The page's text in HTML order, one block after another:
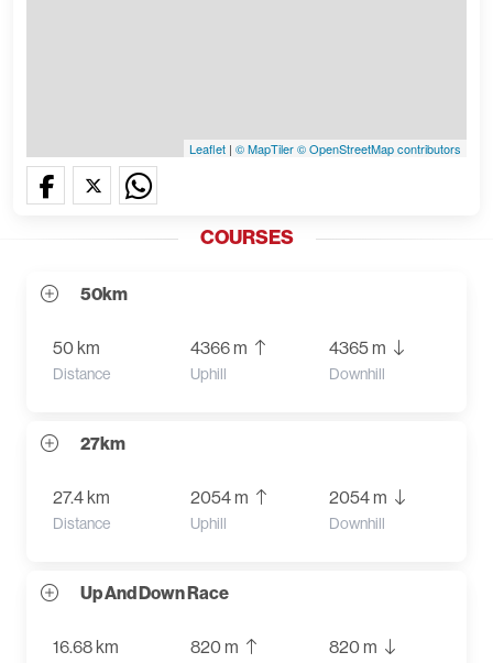
Leaflet | © MapTiler© OpenStreetMap contributors
COURSES
50km
50 km
Distance
4366 m
Uphill
4365 m
Downhill
27km
27.4 km
Distance
2054 m
Uphill
2054 m
Downhill
Up And Down Race
16.68 km 820 m 820 m